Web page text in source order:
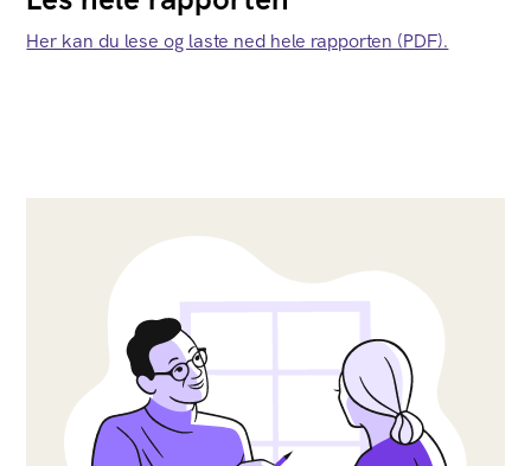
Her kan du lese og laste ned hele rapporten (PDF).